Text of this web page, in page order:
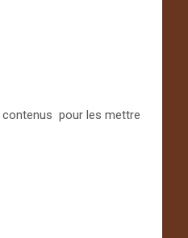
contenus pour les mettre